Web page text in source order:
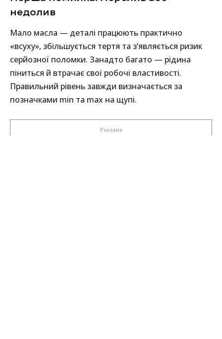
недолив
Мало масла — деталі працюють практично
«всуху», збільшується тертя та з’являється ризик
серйозної поломки. Занадто багато — рідина
піниться й втрачає свої робочі властивості.
Правильний рівень завжди визначається за
позначками min та max на щупі.